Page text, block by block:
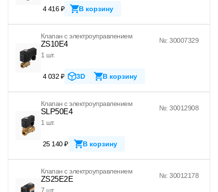
4 416 ₽ В корзину
Клапан с электроуправлением
ZS10E4
№: 30007329
1 шт.
4 032 ₽ 3D В корзину
Клапан с электроуправлением
SLP50E4
№: 30012908
1 шт.
25 140 ₽ В корзину
Клапан с электроуправлением
ZS25E2E
№: 30012178
7 шт.